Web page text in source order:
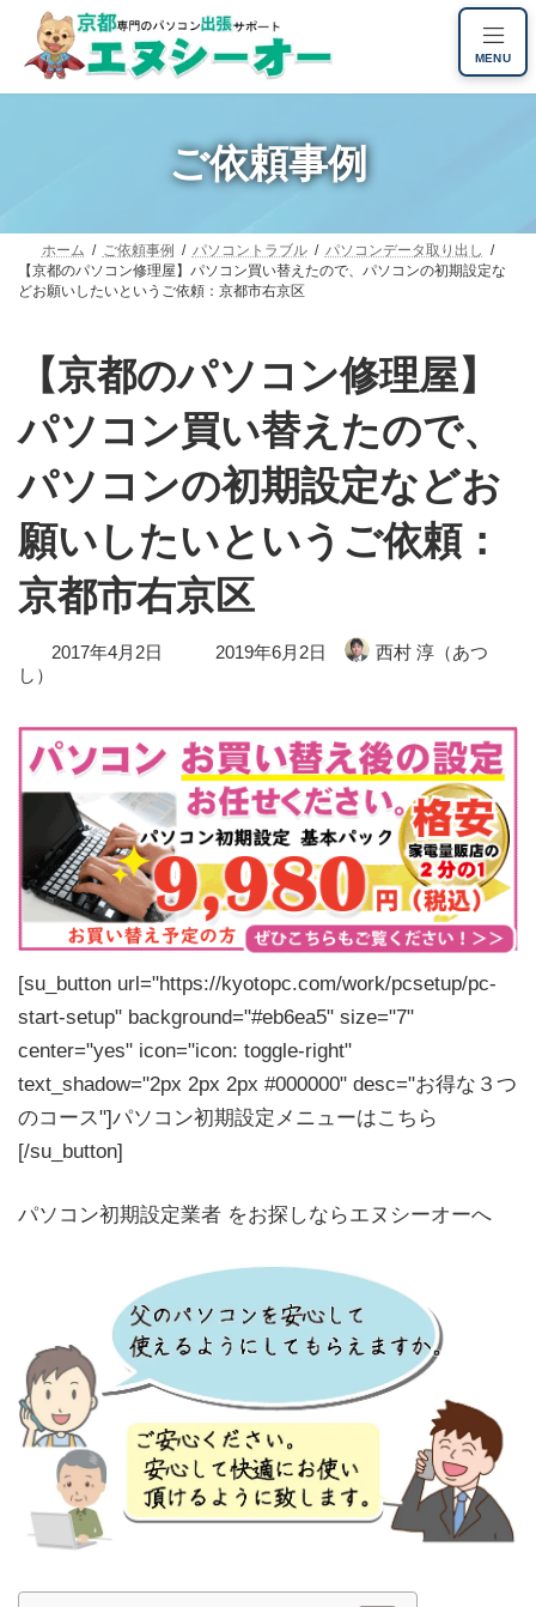
ン
ー
ご依頼事例
ホーム ご依頼事例 パソコントラブル
パソコンデータ取り出し
【京都のパソコン修理屋】パソコン買い替えたので、パソコンの初期設定な
どお願いしたいというご依頼：京都市右京区
【京都のパソコン修理屋】
パソコン買い替えたので、
パソコンの初期設定などお
願いしたいというご依頼：
京都市右京区
2017年4月2日
最
日
時
:
2019年6月2日
西村 淳（あつ
し）
[su_button url="https://kyotopc.com/work/pcsetup/pc-
start-setup" background="#eb6ea5" size="7"
center="yes" icon="icon: toggle-right"
text_shadow="2px 2px 2px #000000" desc="お得な３つ
のコース"]パソコン初期設定メニューはこちら
[/su_button]
パソコン初期設定業者 をお探しならエヌシーオーへ
MENU